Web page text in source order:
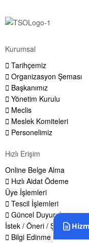
Kurumsal
Tarihçemiz
Organizasyon Şeması
Başkanımız
Yönetim Kurulu
Meclis
Meslek Komiteleri
Personelimiz
Hızlı Erişim
Online Belge Alma
Hızlı Aidat Ödeme
Üye İşlemleri
Tescil İşlemleri
Güncel Duyurular
İstek / Öneri / Şikayet
Bilgi Edinme Hakkı